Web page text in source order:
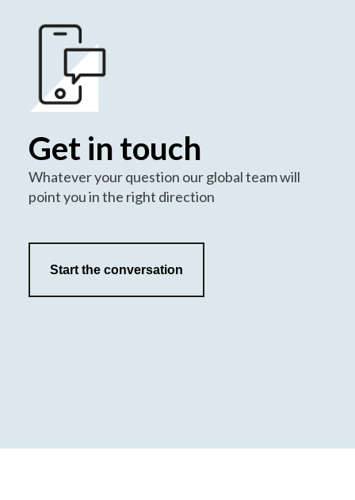
Get in touch
Whatever your question our global team will
point you in the right direction
Start the conversation